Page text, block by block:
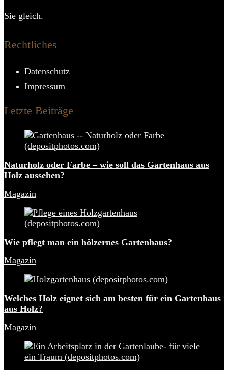
Sie gleich.
Rechtliches
Datenschutz
Impressum
Letzte Beiträge
Naturholz oder Farbe – wie soll das Gartenhaus aus
Holz aussehen?
Magazin
Wie pflegt man ein hölzernes Gartenhaus?
Magazin
Welches Holz eignet sich am besten für ein Gartenhaus
aus Holz?
Magazin